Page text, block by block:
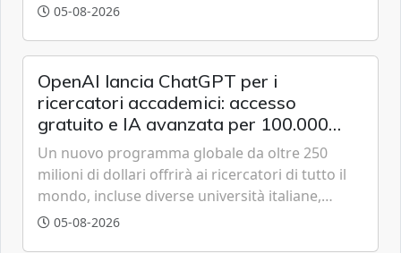
tracciare velivoli a bassa quota in tempo reale,
05-08-2026
OpenAI lancia ChatGPT per i
ricercatori accademici: accesso
gratuito e IA avanzata per 100.000
scienziati
Un nuovo programma globale da oltre 250
milioni di dollari offrirà ai ricercatori di tutto il
mondo, incluse diverse università italiane,
strumenti avanzati basati sulla famiglia di
05-08-2026